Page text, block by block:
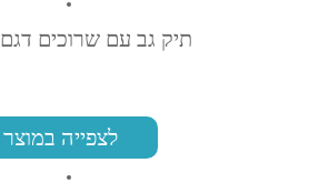
תיק גב עם שרוכים דגם PW746
לצפייה במוצר